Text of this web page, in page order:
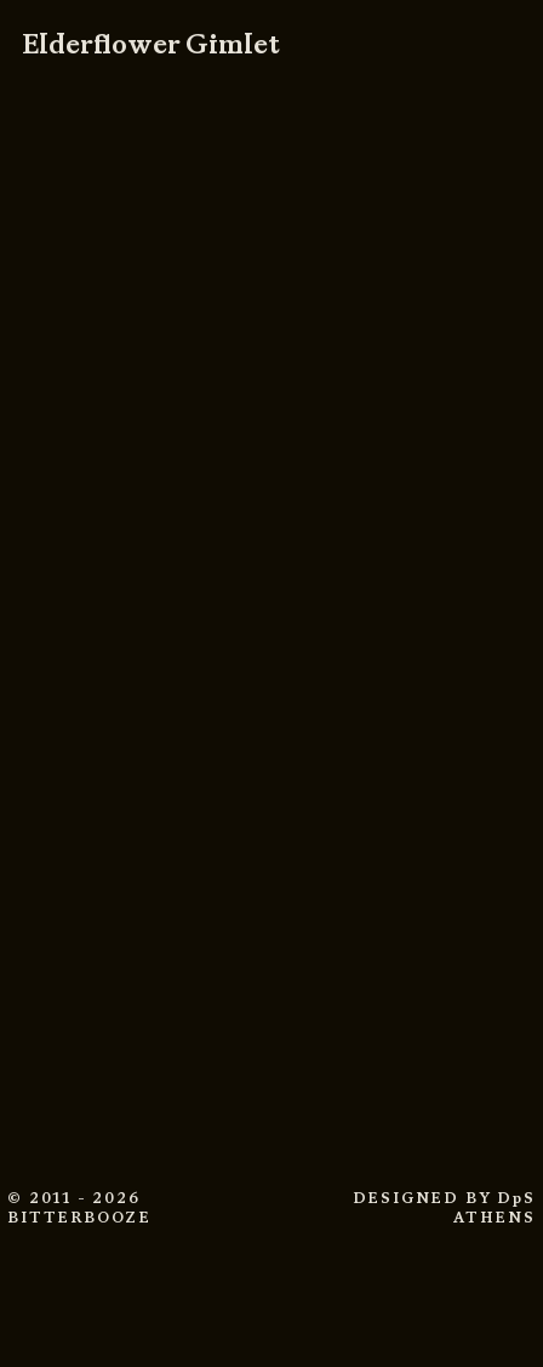
Elderflower Gimlet
© 2011 - 2026
BITTERBOOZE
DESIGNED BY DpS
ATHENS